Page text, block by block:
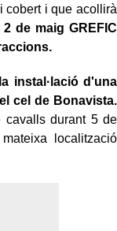
cobert i que acollirà
de maig GREFIC
instal·lació d'una
cel de Bonavista.
cavalls durant 5 de
localització